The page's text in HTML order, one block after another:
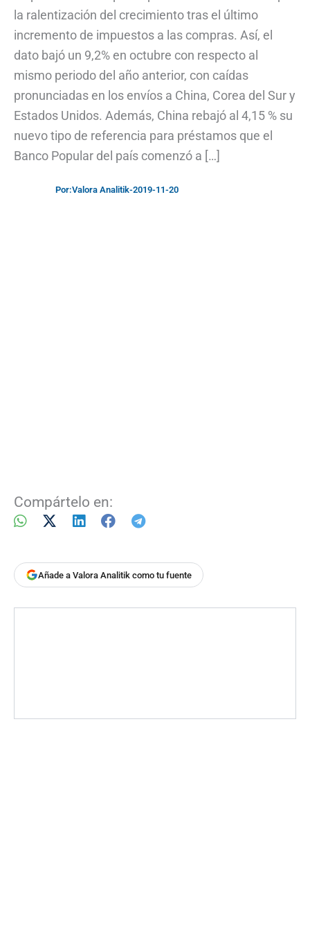
la ralentización del crecimiento tras el último
incremento de impuestos a las compras. Así, el
dato bajó un 9,2% en octubre con respecto al
mismo periodo del año anterior, con caídas
pronunciadas en los envíos a China, Corea del Sur y
Estados Unidos. Además, China rebajó al 4,15 % su
nuevo tipo de referencia para préstamos que el
Banco Popular del país comenzó a […]
Por:Valora Analitik-2019-11-20
Compártelo en:
Añade a Valora Analitik como tu fuente